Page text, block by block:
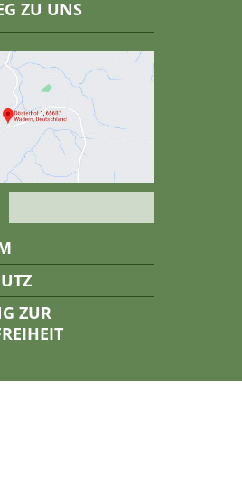
ZU UNS
ZUR